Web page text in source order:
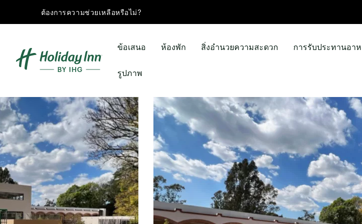
ต้องการความช่วยเหลือหรือไม่?
ข้อเสนอ ห้องพัก สิ่งอำนวยความสะดวก การรับประทานอา
รูปภาพ